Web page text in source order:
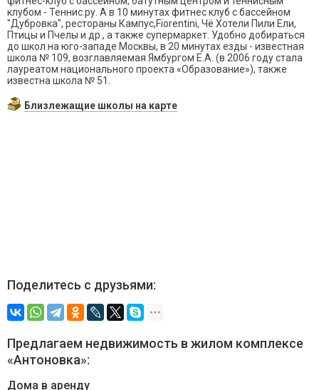
клубом - Теннис.ру. А в 10 минутах фитнес клуб с бассейном
"Дубровка", рестораны Кампус,Fiorentini, Чё Хотели Пили Ели,
Птицы и Пчелы и др., а также супермаркет. Удобно добираться
до школ на юго-западе Москвы, в 20 минутах езды - известная
школа № 109, возглавляемая Ямбургом Е.А. (в 2006 году стала
лауреатом национального проекта «Образование»), также
известна школа № 51.
Близлежащие школы на карте
Поделитесь с друзьями:
Предлагаем недвижимость в жилом комплексе
«Антоновка»:
Дома в аренду